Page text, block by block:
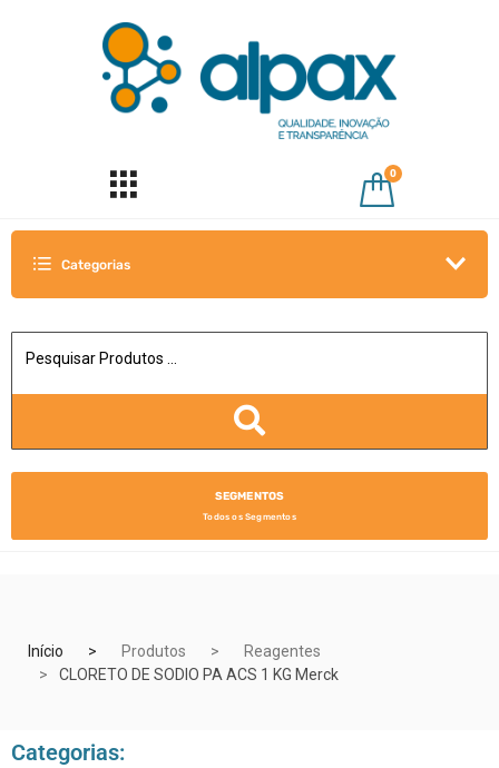
0
Categorias
SEGMENTOS
Todos os Segmentos
Início Produtos
Reagentes
CLORETO DE SODIO PA ACS 1 KG Merck
Categorias: